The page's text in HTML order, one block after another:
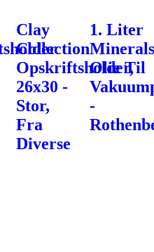
Clay
Collection
Opskriftsholder,
26x30 -
Stor,
Fra
Diverse
1. Liter
Olie Til
-